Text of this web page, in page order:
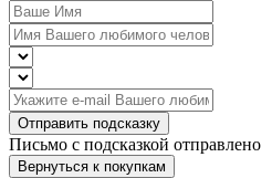
Отправить подсказку
Письмо с подсказкой отправлено
Вернуться к покупкам